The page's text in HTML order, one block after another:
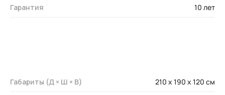
Гарантия 10 лет
Габариты (Д × Ш × В) 210 x 190 х 120 см